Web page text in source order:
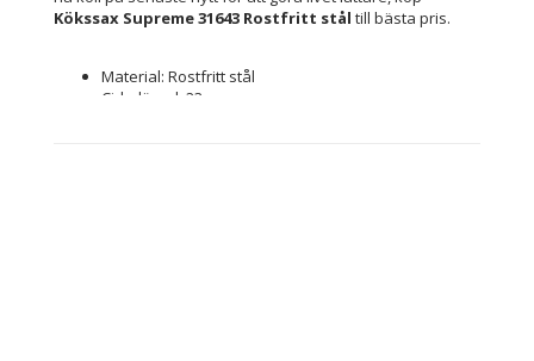
Kökssax Supreme 31643 Rostfritt stål till bästa pris.
Material: Rostfritt stål
Cirkalängd: 23 cm